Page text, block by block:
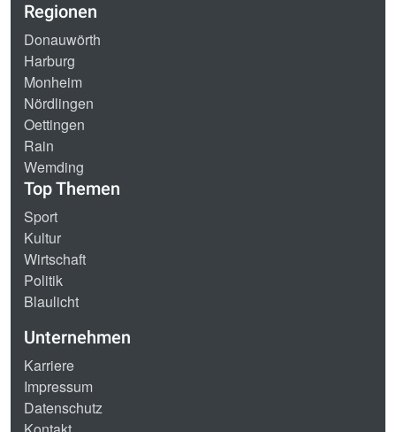
Regionen
Donauwörth
Harburg
Monheim
Nördlingen
Oettingen
Rain
Wemding
Top Themen
Sport
Kultur
Wirtschaft
Politik
Blaulicht
Unternehmen
Karriere
Impressum
Datenschutz